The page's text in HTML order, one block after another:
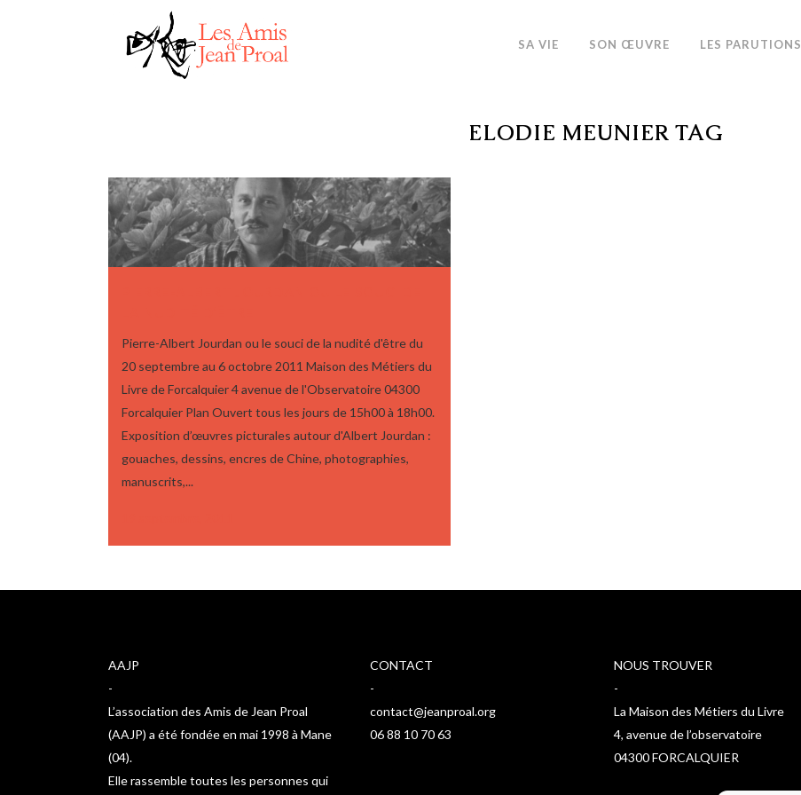
SA VIE SON ŒUVRE LES PARUTIONS
ELODIE MEUNIER TAG
Pierre-Albert Jourdan ou le souci de la nudité d'être du
20 septembre au 6 octobre 2011 Maison des Métiers du
Livre de Forcalquier 4 avenue de l'Observatoire 04300
Forcalquier Plan Ouvert tous les jours de 15h00 à 18h00.
Exposition d’œuvres picturales autour d'Albert Jourdan :
gouaches, dessins, encres de Chine, photographies,
manuscrits,...
AAJP
-
L’association des Amis de Jean Proal
(AAJP) a été fondée en mai 1998 à Mane
(04).
Elle rassemble toutes les personnes qui
CONTACT
-
contact@jeanproal.org
06 88 10 70 63
NOUS TROUVER
-
La Maison des Métiers du Livre
4, avenue de l’observatoire
04300 FORCALQUIER